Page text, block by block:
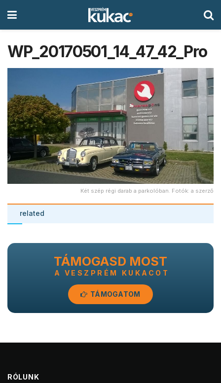
WP_20170501_14_47_42_Pro
Két szép régi darab a parkolóban. Fotók: a szerző
related
TÁMOGASD MOST
A VESZPRÉM KUKACOT
TÁMOGATOM
RÓLUNK